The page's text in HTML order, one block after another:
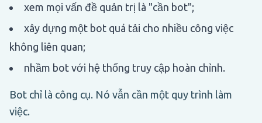
xem mọi vấn đề quản trị là "cần bot";
xây dựng một bot quá tải cho nhiều công việc
không liên quan;
nhầm bot với hệ thống truy cập hoàn chỉnh.
Bot chỉ là công cụ. Nó vẫn cần một quy trình làm
việc.